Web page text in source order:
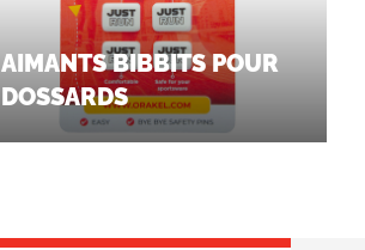
AIMANTS BIBBITS POUR
DOSSARDS